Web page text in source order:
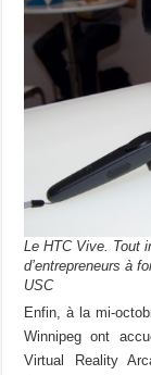
Le HTC Vive. Tout
d’entrepreneurs à
USC
Enfin, à la mi-
Winnipeg ont
Virtual Reality